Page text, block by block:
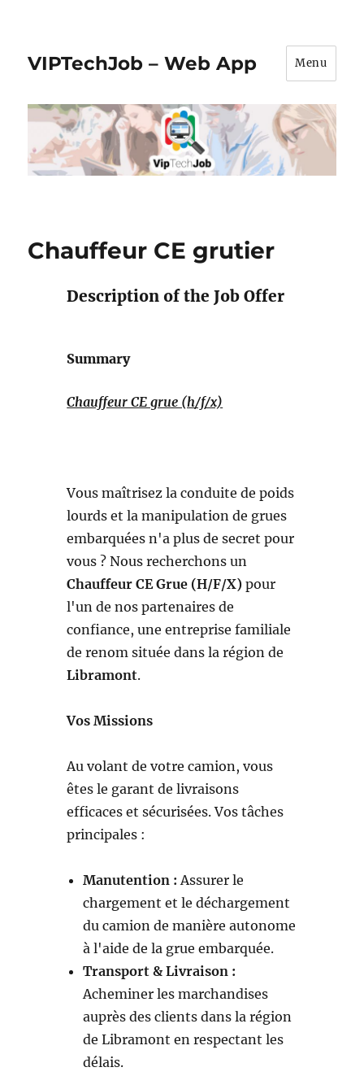
VIPTechJob – Web App Menu
Chauffeur CE grutier
Description of the Job Offer
Summary
Chauffeur CE grue (h/f/x)
Vous maîtrisez la conduite de poids
lourds et la manipulation de grues
embarquées n'a plus de secret pour
vous ? Nous recherchons un
Chauffeur CE Grue (H/F/X) pour
l'un de nos partenaires de
confiance, une entreprise familiale
de renom située dans la région de
Libramont.
Vos Missions
Au volant de votre camion, vous
êtes le garant de livraisons
efficaces et sécurisées. Vos tâches
principales :
Manutention : Assurer le
chargement et le déchargement
du camion de manière autonome
à l'aide de la grue embarquée.
Transport & Livraison :
Acheminer les marchandises
auprès des clients dans la région
de Libramont en respectant les
délais.